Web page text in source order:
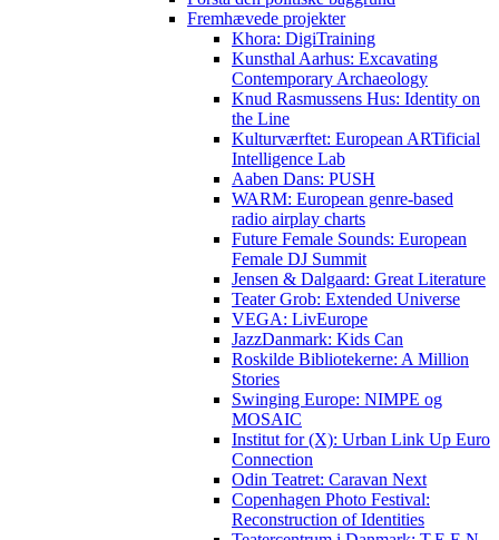
Fremhævede projekter
Khora: DigiTraining
Kunsthal Aarhus: Excavating
Contemporary Archaeology
Knud Rasmussens Hus: Identity on
the Line
Kulturværftet: European ARTificial
Intelligence Lab
Aaben Dans: PUSH
WARM: European genre-based
radio airplay charts
Future Female Sounds: European
Female DJ Summit
Jensen & Dalgaard: Great Literature
Teater Grob: Extended Universe
VEGA: LivEurope
JazzDanmark: Kids Can
Roskilde Bibliotekerne: A Million
Stories
Swinging Europe: NIMPE og
MOSAIC
Institut for (X): Urban Link Up Euro
Connection
Odin Teatret: Caravan Next
Copenhagen Photo Festival:
Reconstruction of Identities